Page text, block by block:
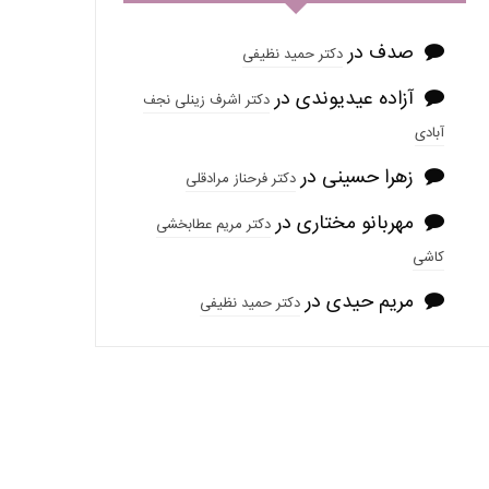
صدف دردکتر حمید نظیفی
آزاده عیدیوندی دردکتر اشرف زینلی نجف
آبادی
زهرا حسینی دردکتر فرحناز مرادقلی
مهربانو مختاری دردکتر مریم عطابخشی
کاشی
مریم حیدی دردکتر حمید نظیفی